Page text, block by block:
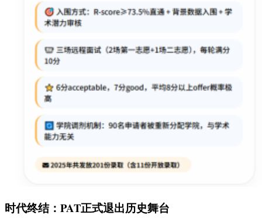
时代终结：PAT正式退出历史舞台